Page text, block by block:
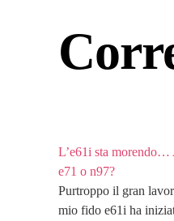
L’e61i sta morendo…
e71 o n97?
Purtroppo il gran
mio fido e61i ha